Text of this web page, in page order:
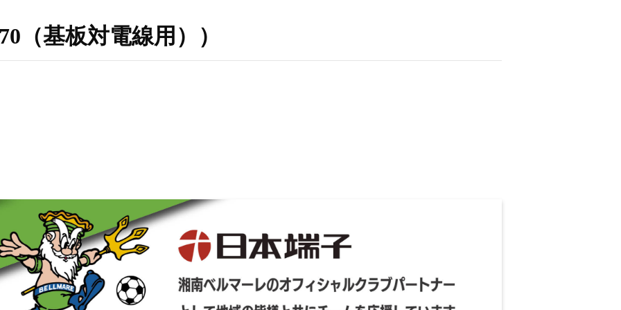
（基板対電線用））